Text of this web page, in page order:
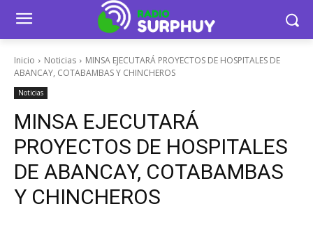
Inicio Noticias
MINSA EJECUTARÁ PROYECTOS DE HOSPITALES DE
ABANCAY, COTABAMBAS Y CHINCHEROS
Noticias
MINSA EJECUTARÁ
PROYECTOS DE HOSPITALES
DE ABANCAY, COTABAMBAS
Y CHINCHEROS